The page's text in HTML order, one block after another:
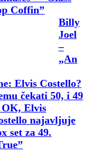
Coffin”
Billy
Joel
–
„An
Elvis Costello?
čekati 50, i 49
Elvis
najavljuje
set za 49.